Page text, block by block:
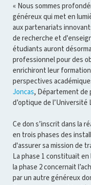
« Nous sommes
généreux qui met en
aux partenariats
de recherche et
étudiants auront
professionnel pour des
enrichiront leur
perspectives
Joncas, Département de
d’optique de l’Université
Ce don s’inscrit dans la
en trois phases des
d'assurer sa mission de
La phase 1 constituait
la phase 2 concernait
par un autre généreux